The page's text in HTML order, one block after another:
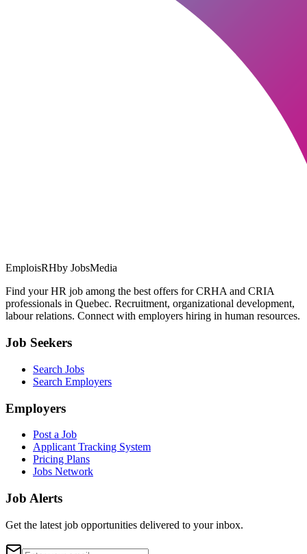
EmploisRHby JobsMedia
Find your HR job among the best offers for CRHA and CRIA
professionals in Quebec. Recruitment, organizational development,
labour relations. Connect with employers hiring in human resources.
Job Seekers
Search Jobs
Search Employers
Employers
Post a Job
Applicant Tracking System
Pricing Plans
Jobs Network
Job Alerts
Get the latest job opportunities delivered to your inbox.